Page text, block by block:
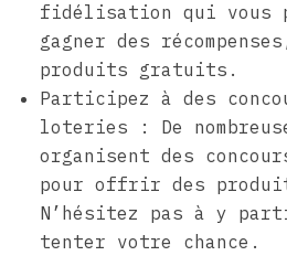
fidélisation qui vous
gagner des
produits gratuits.
Participez à des
loteries : De
organisent des
pour offrir des
N’hésitez pas à y
tenter votre chance.